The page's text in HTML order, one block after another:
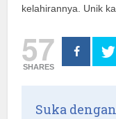
kelahirannya. Unik
57
SHARES
Suka